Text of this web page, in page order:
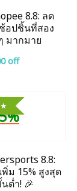
8.8: ลด
อปชิ้นที่สอง
มากมาย
off
8.8:
ม 15% สูงสุด
ต่ำ! 🎉